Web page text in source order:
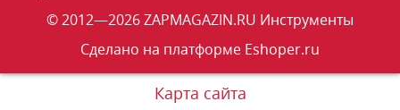
© 2012—2026 ZAPMAGAZIN.RU Инструменты
Сделано на платформе Eshoper.ru
Карта сайта